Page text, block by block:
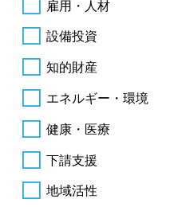
雇用・人材
設備投資
知的財産
エネルギー・環境
健康・医療
下請支援
地域活性